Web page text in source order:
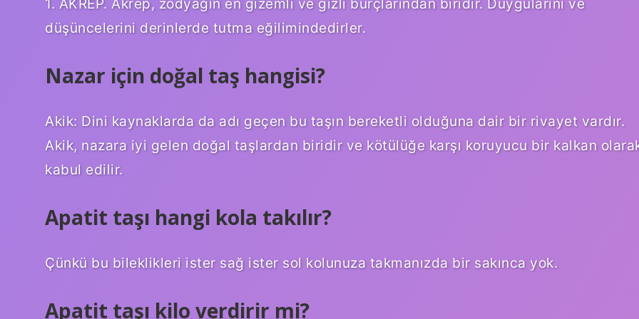
1. AKREP. Akrep, zodyağın en gizemli ve gizli burçlarından biridir. Duygularını ve
düşüncelerini derinlerde tutma eğilimindedirler.
Nazar için doğal taş hangisi?
Akik: Dini kaynaklarda da adı geçen bu taşın bereketli olduğuna dair bir rivayet vardır.
Akik, nazara iyi gelen doğal taşlardan biridir ve kötülüğe karşı koruyucu bir kalkan
kabul edilir.
Apatit taşı hangi kola takılır?
Çünkü bu bileklikleri ister sağ ister sol kolunuza takmanızda bir sakınca yok.
Apatit taşı kilo verdirir mi?